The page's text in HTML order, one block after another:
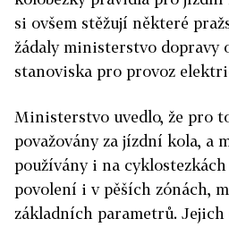
si ovšem stěžují některé
žádaly ministerstvo dopravy
stanoviska pro provoz
Ministerstvo uvedlo, že pro
považovány za jízdní kola, a
používány i na
povolení i v pěších zónách,
základních parametrů.